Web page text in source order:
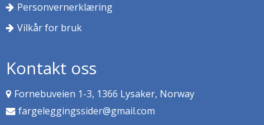
Personvernerklæring
Vilkår for bruk
Kontakt oss
Fornebuveien 1-3, 1366 Lysaker, Norway
fargeleggingssider@gmail.com